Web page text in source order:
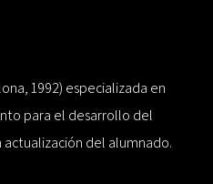
1992) especializada en
para el desarrollo del
del alumnado.